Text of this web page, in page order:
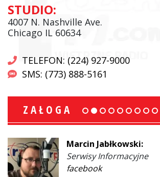
STUDIO:
4007 N. Nashville Ave.
Chicago IL 60634
TELEFON: (224) 927-9000
SMS: (773) 888-5161
ZAŁOGA
Marcin Jabłkowski:
Serwisy Informacyjne
facebook